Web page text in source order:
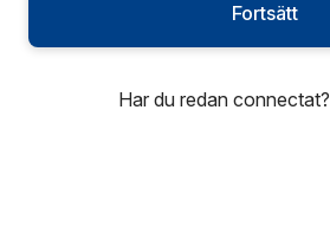
Fortsätt
Har du redan connectat?